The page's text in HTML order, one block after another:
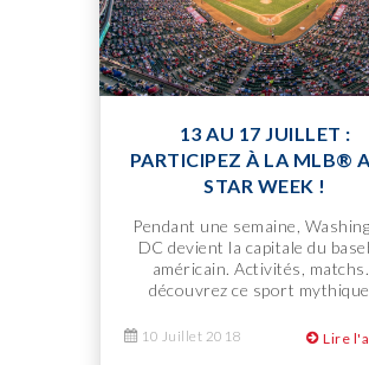
13 AU 17 JUILLET :
PARTICIPEZ À LA MLB®
STAR WEEK !
Pendant une semaine,
DC devient la capitale du
américain. Activités,
découvrez ce sport
10 Juillet 2018 Lire